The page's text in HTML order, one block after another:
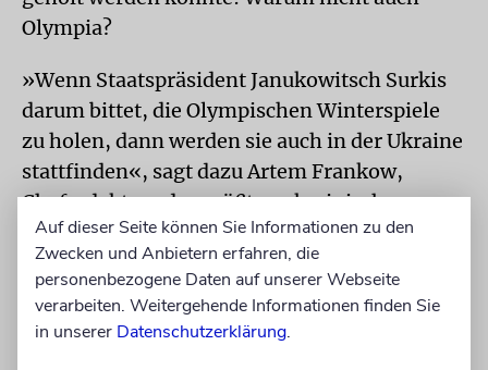
Olympia?
»Wenn Staatspräsident Janukowitsch Surkis
darum bittet, die Olympischen Winterspiele
zu holen, dann werden sie auch in der Ukraine
stattfinden«, sagt dazu Artem Frankow,
Chefredakteur des größten ukrainischen
Fußballmagazins »Futbol«. Was ihn denn
dabei so sicher mache? »Surkis hat ja bereits
ein Wunder wahr gemacht. Dann wird es ihm
auch gelingen, ein weiteres zu schaffen«,
Auf dieser Seite können Sie Informationen zu den
Zwecken und Anbietern erfahren, die
personenbezogene Daten auf unserer Webseite
verarbeiten. Weitergehende Informationen finden Sie
in unserer Datenschutzerklärung.